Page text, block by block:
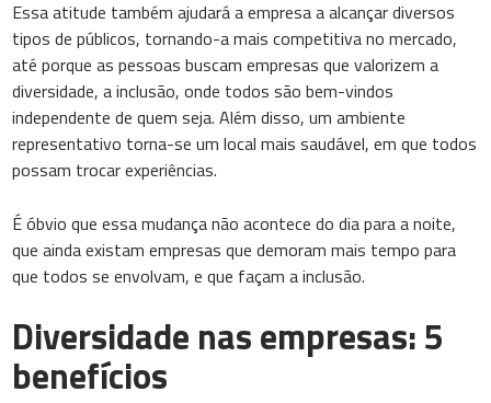
Essa atitude também ajudará a empresa a alcançar diversos
tipos de públicos, tornando-a mais competitiva no mercado,
até porque as pessoas buscam empresas que valorizem a
diversidade, a inclusão, onde todos são bem-vindos
independente de quem seja. Além disso, um ambiente
representativo torna-se um local mais saudável, em que todos
possam trocar experiências.
É óbvio que essa mudança não acontece do dia para a noite,
que ainda existam empresas que demoram mais tempo para
que todos se envolvam, e que façam a inclusão.
Diversidade nas empresas: 5
benefícios